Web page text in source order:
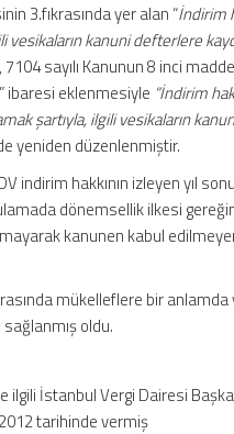
3.fıkrasında yer alan “İndirim
vesikaların kanuni defterlere
sayılı Kanunun 8 inci
” ibaresi eklenmesiyle “İndirim
şartıyla, ilgili vesikaların
yeniden düzenlenmiştir.
indirim hakkının izleyen yıl
dönemsellik ilkesi
kanunen kabul
mükelleflere bir anlamda
oldu.
İstanbul Vergi Dairesi
tarihinde vermiş